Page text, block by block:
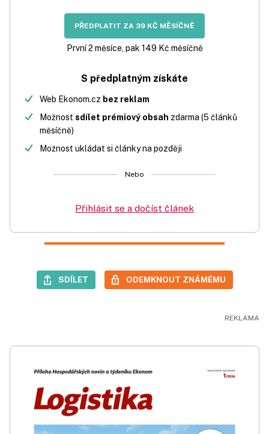
PŘEDPLATIT ZA 39 KČ MĚSÍČNĚ
První 2 měsíce, pak 149 Kč měsíčně
S předplatným získáte
Web Ekonom.cz bez reklam
Možnost sdílet prémiový obsah zdarma (5 článků
měsíčně)
Možnost ukládat si články na později
Nebo
Přihlásit se a dočíst článek
SDÍLET ODEMKNOUT ZNÁMÉMU